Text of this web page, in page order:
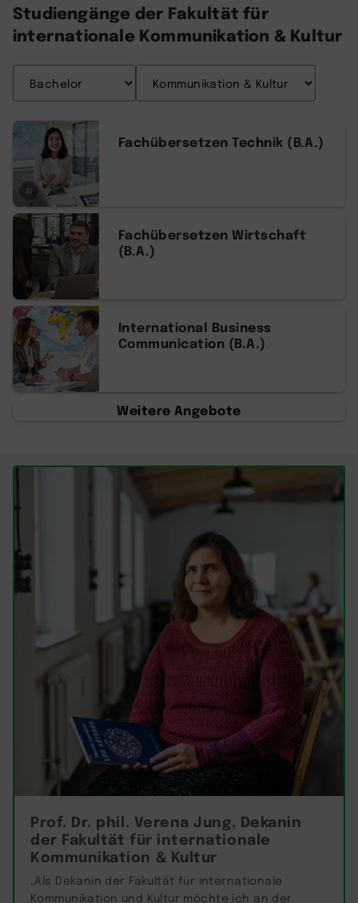
Studiengänge der Fakultät für
internationale Kommunikation & Kultur
AI
Fachübersetzen Technik (B.A.)
AI
Fachübersetzen Wirtschaft
(B.A.)
AI
International Business
Communication (B.A.)
Weitere Angebote
Prof. Dr. phil. Verena Jung, Dekanin
der Fakultät für internationale
Kommunikation & Kultur
„Als Dekanin der Fakultät für internationale
Kommunikation und Kultur möchte ich an der